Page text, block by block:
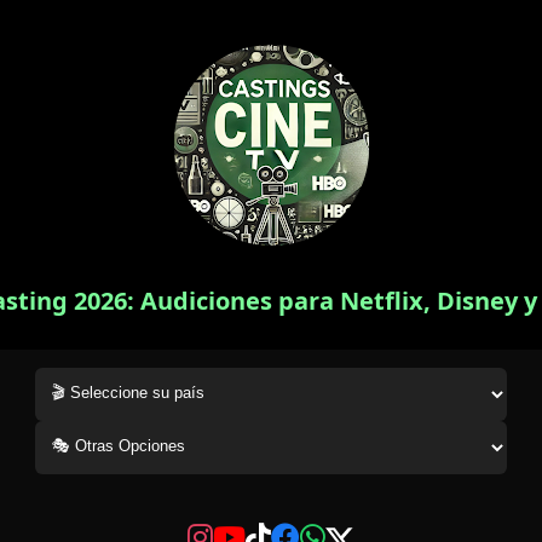
2026: Audiciones para Netflix, Disney